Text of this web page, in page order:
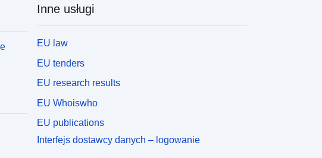
Inne usługi
EU law
EU tenders
EU research results
EU Whoiswho
EU publications
Interfejs dostawcy danych – logowanie